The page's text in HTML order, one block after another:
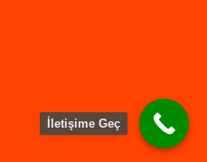
İletişime Geç